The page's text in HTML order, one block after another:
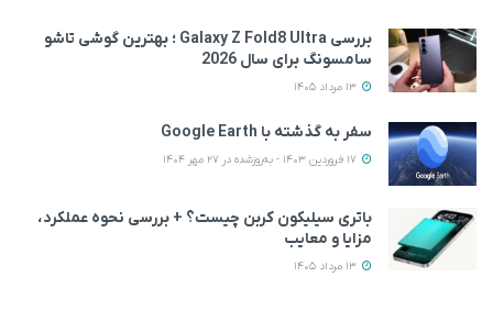
بررسی Galaxy Z Fold8 Ultra ؛ بهترین گوشی تاشو
سامسونگ برای سال 2026
سفر به گذشته با Google Earth
باتری سیلیکون کربن چیست؟ + بررسی نحوه عملکرد،
مزایا و معایب